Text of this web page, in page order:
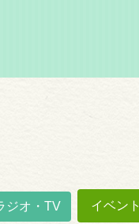
ジオ・TV イベン